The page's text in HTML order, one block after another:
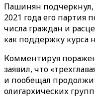
Пашинян
2021 года его партия
числа граждан и
как поддержку курса
Комментируя
заявил, что
и пообещал
олигархических